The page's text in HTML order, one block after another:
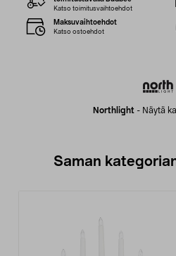
Northlight - Näytä
Katso toimitusvaihtoehdot
Maksuvaihtoehdot
Katso ostoehdot
Saman